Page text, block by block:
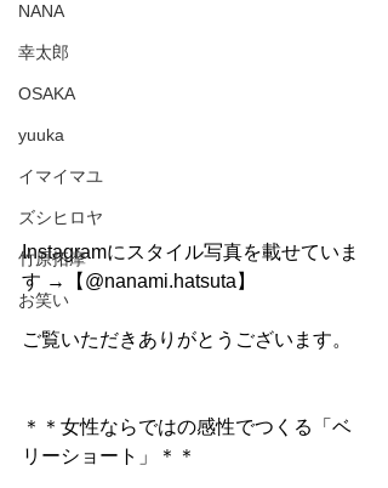
NANA
幸太郎
OSAKA
yuuka
イマイマユ
ズシヒロヤ
竹原拓摩
お笑い
Instagramにスタイル写真を載せていま
す →【@nanami.hatsuta】
ご覧いただきありがとうございます。
＊＊女性ならではの感性でつくる「ベ
リーショート」＊＊